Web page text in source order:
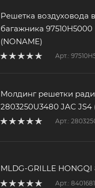
Решетка воздуховода
багажника 97510H5000
(NONAME)
Арт.:
Молдинг решетки
2803250U3480 JAC JS4
Арт.:
MLDG-GRILLE
Арт.: